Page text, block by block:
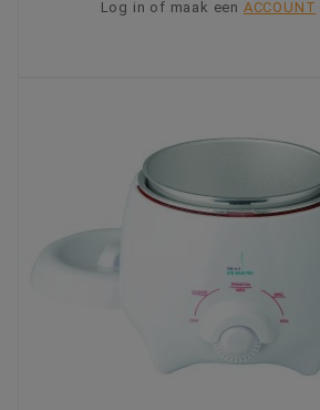
Log in of maak een ACCOUNT